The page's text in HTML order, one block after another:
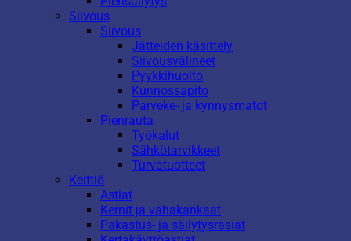
Siivous
Siivous
Jätteiden käsittely
Siivousvälineet
Pyykkihuolto
Kunnossapito
Parveke- ja kynnysmatot
Pienrauta
Työkalut
Sähkötarvikkeet
Turvatuotteet
Keittiö
Astiat
Kernit ja vahakankaat
Pakastus- ja säilytysrasiat